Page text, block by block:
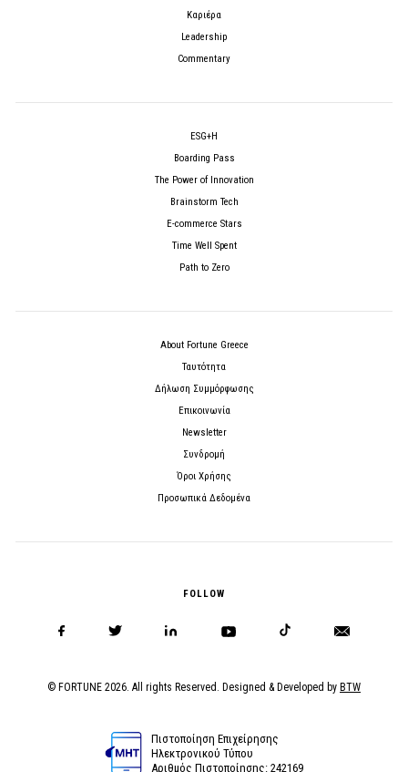
Καριέρα
Leadership
Commentary
ESG+H
Boarding Pass
The Power of Innovation
Brainstorm Tech
E-commerce Stars
Time Well Spent
Path to Zero
About Fortune Greece
Ταυτότητα
Δήλωση Συμμόρφωσης
Επικοινωνία
Newsletter
Συνδρομή
Όροι Χρήσης
Προσωπικά Δεδομένα
FOLLOW
© FORTUNE 2026. All rights Reserved. Designed & Developed by BTW
Πιστοποίηση Επιχείρησης
Ηλεκτρονικού Τύπου
Αριθμός Πιστοποίησης: 242169